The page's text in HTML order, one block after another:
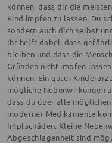
können, dass dir die
Kind impfen zu lassen. Du
sondern auch dich selbst
Ihr helft dabei, dass
bleiben und dass die
Gründen nicht impfen
können. Ein guter
mögliche Nebenwirkungen
dass du über alle
moderner Medikamente
Impfschäden. Kleine
Abgeschlagenheit sind